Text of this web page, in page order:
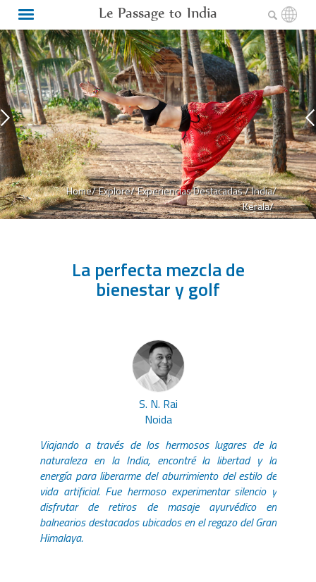
Le Passage to India
Home/Explore/Experiencias Destacadas /India/
Kerala/
La perfecta mezcla de
bienestar y golf
S. N. Rai
Noida
Viajando a través de los hermosos lugares de la
naturaleza en la India, encontré la libertad y la
energía para liberarme del aburrimiento del estilo de
vida artificial. Fue hermoso experimentar silencio y
disfrutar de retiros de masaje ayurvédico en
balnearios destacados ubicados en el regazo del Gran
Himalaya.